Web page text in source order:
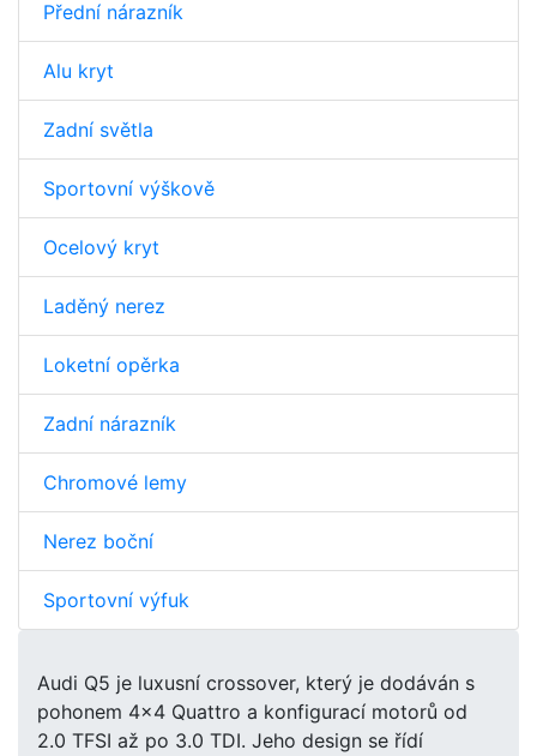
Přední nárazník
Alu kryt
Zadní světla
Sportovní výškově
Ocelový kryt
Laděný nerez
Loketní opěrka
Zadní nárazník
Chromové lemy
Nerez boční
Sportovní výfuk
Audi Q5 je luxusní crossover, který je dodáván s
pohonem 4x4 Quattro a konfigurací motorů od
2.0 TFSI až po 3.0 TDI. Jeho design se řídí